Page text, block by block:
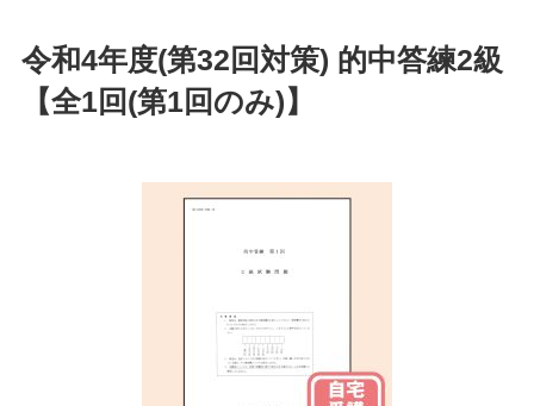
令和4年度(第32回対策) 的中答練2級
【全1回(第1回のみ)】